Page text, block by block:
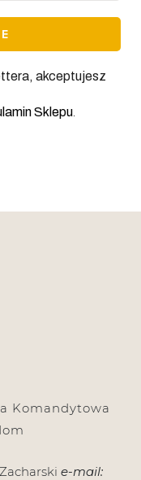
akceptujesz
Sklepu
Komandytowa
e-mail: